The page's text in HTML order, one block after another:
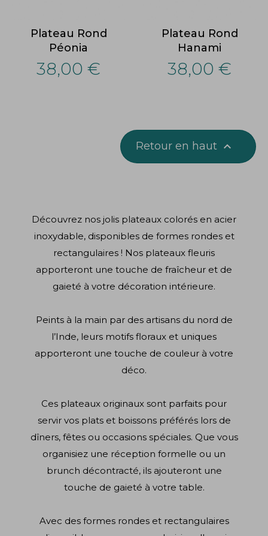
Plateau Rond
Péonia
38,00 €
Plateau Rond
Hanami
38,00 €
Retour en haut 
Découvrez nos jolis plateaux colorés en acier
inoxydable, disponibles de formes rondes et
rectangulaires ! Nos plateaux fleuris
apporteront une touche de fraîcheur et de
gaieté à votre décoration intérieure.
Peints à la main par des artisans du nord de
l’Inde, leurs motifs floraux et uniques
apporteront une touche de couleur à votre
déco.
Ces plateaux originaux sont parfaits pour
servir vos plats et boissons préférés lors de
dîners, fêtes ou occasions spéciales. Que vous
organisiez une réception formelle ou un
brunch décontracté, ils ajouteront une
touche de gaieté à votre table.
Avec des formes rondes et rectangulaires